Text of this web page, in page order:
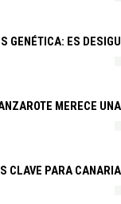
GENÉTICA: ES
MERECE
CLAVE PARA